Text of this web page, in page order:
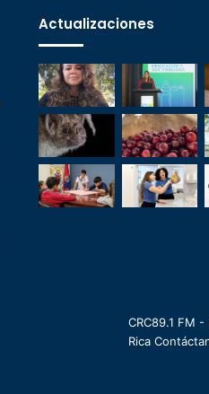
Actualizaciones
CRC89.1 FM
Rica